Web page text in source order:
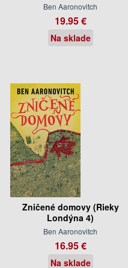
Ben Aaronovitch
19.95 €
Na sklade
Zničené domovy (Rieky
Londýna 4)
Ben Aaronovitch
16.95 €
Na sklade